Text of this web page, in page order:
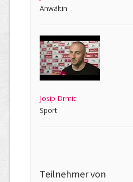
Anwältin
Josip Drmic
Sport
Teilnehmer von